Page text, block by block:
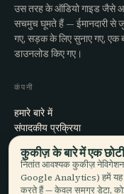
उस तरह के ऑडियो गाइड जैसे
सचमुच घूमते हैं — ईमानदारी से
गए, सड़क के लिए सुनाए गए, एक
डाउनलोड किए गए।
कंपनी
हमारे बारे में
संपादकीय प्रक्रिया
मिशन
कानूनी
कुकीज़ के बारे में एक
नितांत आवश्यक कुकीज़
Google Analytics) हमें यह
करते हैं — केवल समग्र डेटा, कोई